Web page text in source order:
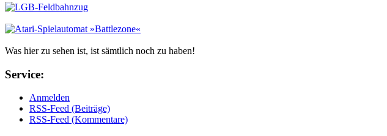
Was hier zu sehen ist, ist sämt­lich noch zu haben!
Ser­vice:
Anmelden
RSS-Feed (Beiträge)
RSS-Feed (Kommentare)